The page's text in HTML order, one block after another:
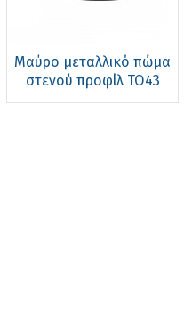
Μαύρο μεταλλικό πώμα
στενού προφίλ ΤΟ43